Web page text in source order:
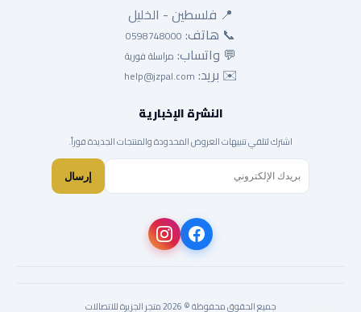
📍 فلسطين - الخليل
📞 هاتف: 0598748000
💬 واتساب: مراسلة فورية
✉️ بريد: help@jzpal.com
النشرة الإخبارية
اشترك لتلقي تنبيهات العروض المحدودة والمنتجات الجديدة فوراً.
إرسال
جميع الحقوق محفوظة © 2026 متجر الجزيرة للاتصالات